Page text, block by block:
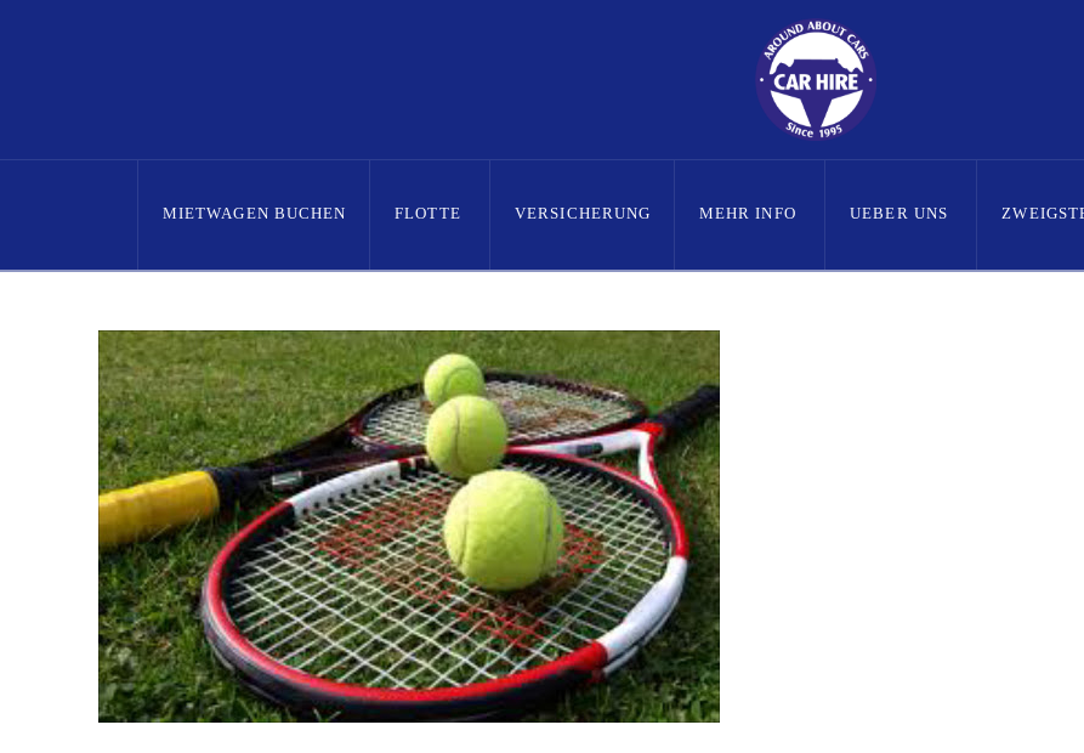
MIETWAGEN BUCHEN FLOTTE VERSICHERUNG MEHR INFO UEBER UNS